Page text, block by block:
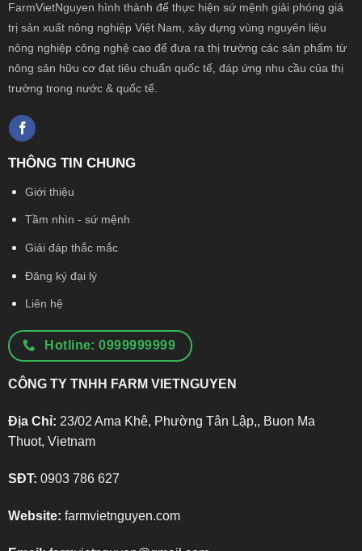
FarmVietNguyen hình thành để thực hiện sứ mệnh giải phóng giá
trị sản xuất nông nghiệp Việt Nam, xây dựng vùng nguyên liệu
nông nghiệp công nghệ cao để đưa ra thị trường các sản phẩm từ
nông sản hữu cơ đạt tiêu chuẩn quốc tế, đáp ứng nhu cầu của thị
trường trong nước & quốc tế.
THÔNG TIN CHUNG
Giới thiệu
Tầm nhìn - sứ mệnh
Giải đáp thắc mắc
Đăng ký đại lý
Liên hệ
Hotline: 0999999999
CÔNG TY TNHH FARM VIETNGUYEN
Địa Chỉ: 23/02 Ama Khê, Phường Tân Lập,, Buon Ma
Thuot, Vietnam
SĐT: 0903 786 627
Website: farmvietnguyen.com